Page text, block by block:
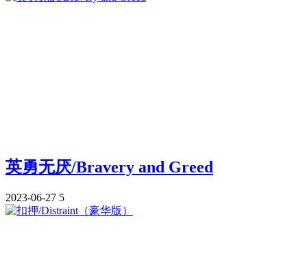
英勇无厌/Bravery and Greed
2023-06-27 5